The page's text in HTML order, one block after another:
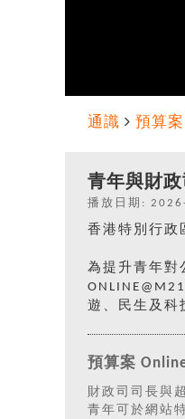
通識 預算
青年與財
播放日期:
香港特別行政
為提升青年對
遊、民生及科
預算案
財政司司長與
青年可於網站